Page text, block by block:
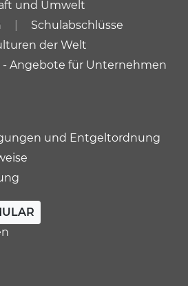
und Umwelt
Schulabschlüsse
der Welt
- Angebote für Unternehmen
und Entgeltordnung